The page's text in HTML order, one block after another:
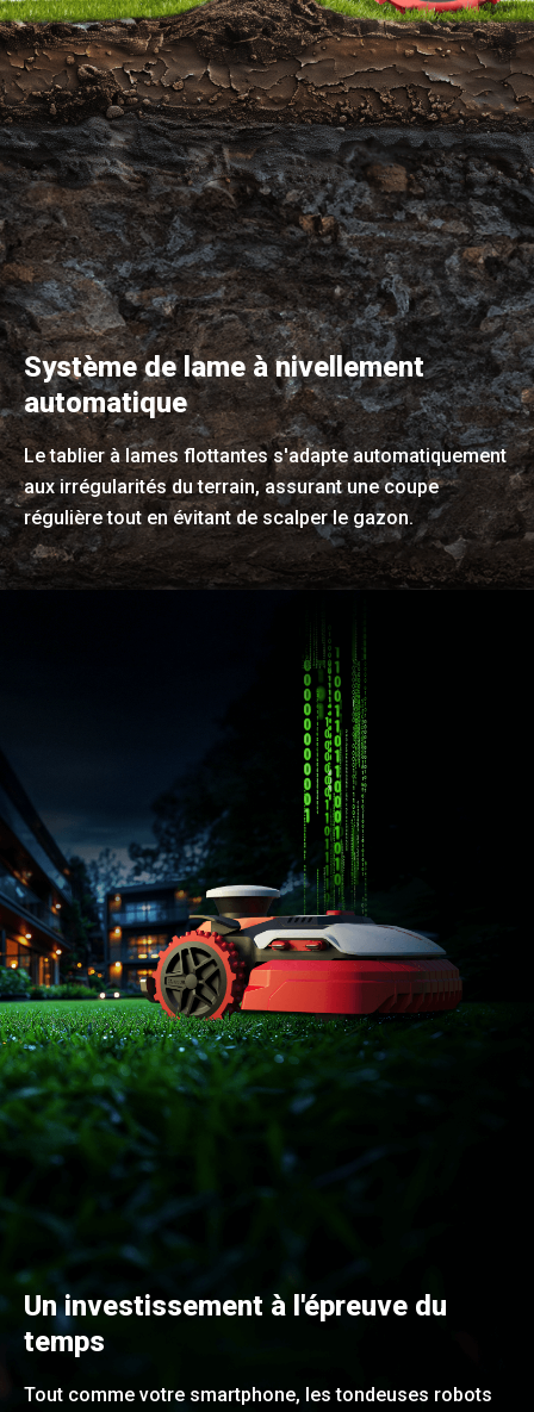
Système de lame à nivellement
automatique
Le tablier à lames flottantes s'adapte automatiquement
aux irrégularités du terrain, assurant une coupe
régulière tout en évitant de scalper le gazon.
Un investissement à l'épreuve du
temps
Tout comme votre smartphone, les tondeuses robots